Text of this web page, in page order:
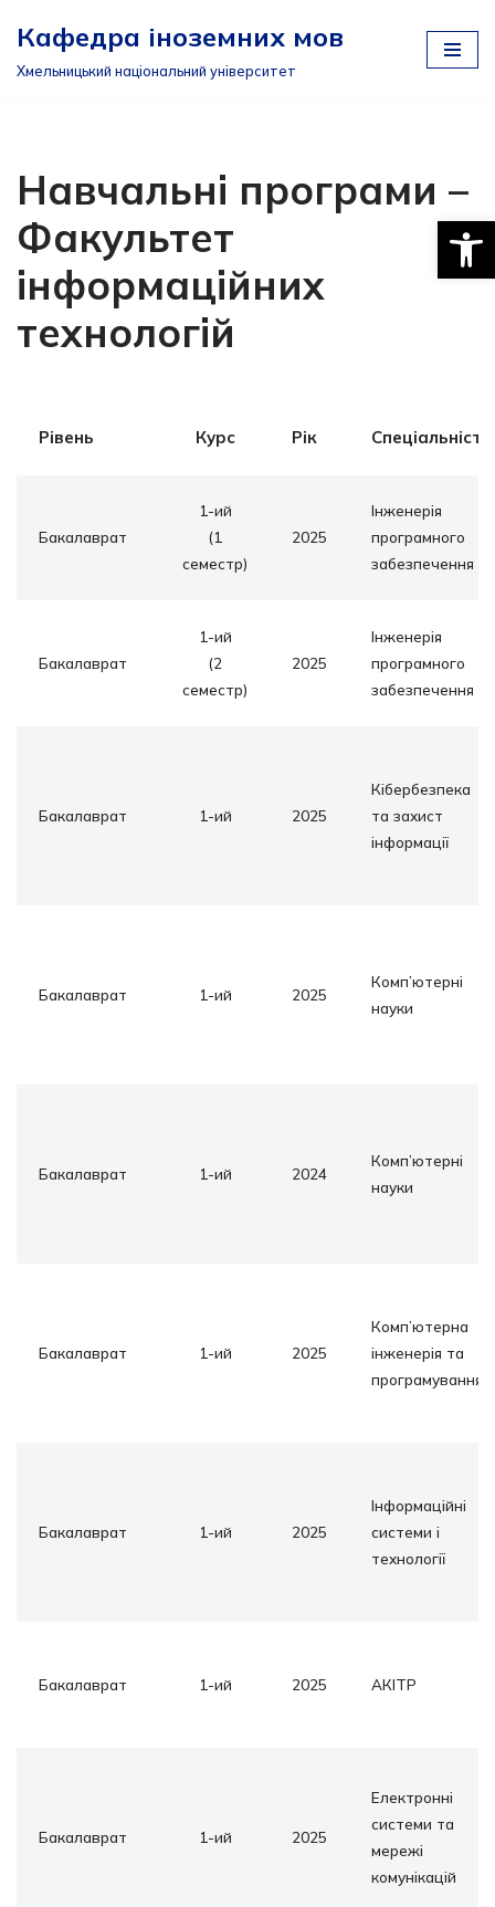
Перейти
Кафедра іноземних мов
Хмельницький національний університет
Навчальні програми –
Факультет
інформаційних
технологій
Рівень Курс Рік Спеціальність
Бакалаврат
1-ий
(1
семестр)
2025
Інженерія
програмного
забезпечення
Бакалаврат
1-ий
(2
семестр)
2025
Інженерія
програмного
забезпечення
Бакалаврат 1-ий 2025
Кібербезпека
та захист
інформації
Бакалаврат 1-ий 2025
Комп’ютерні
науки
Бакалаврат 1-ий 2024
Комп’ютерні
науки
Бакалаврат 1-ий 2025
Комп’ютерна
інженерія та
програмування
Бакалаврат 1-ий 2025
Інформаційні
системи і
технології
Бакалаврат 1-ий 2025 АКІТР
Бакалаврат 1-ий 2025
Електронні
системи та
мережі
комунікацій